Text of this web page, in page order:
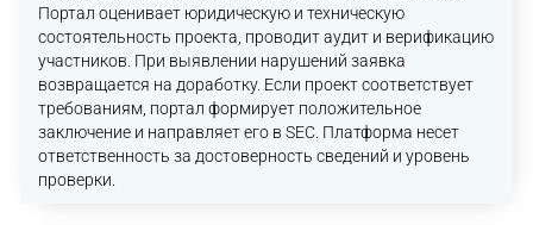
Портал оценивает юридическую и техническую
состоятельность проекта, проводит аудит и верификацию
участников. При выявлении нарушений заявка
возвращается на доработку. Если проект соответствует
требованиям, портал формирует положительное
заключение и направляет его в SEC. Платформа несет
ответственность за достоверность сведений и уровень
проверки.